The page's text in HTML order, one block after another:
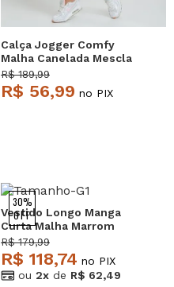
Calça Jogger Comfy
Malha Canelada Mescla
Salvatore
R$ 189,99
R$ 56,99 no PIX
30%
OFF
Vestido Longo Manga
Curta Malha Marrom
Salvatore
R$ 179,99
R$ 118,74 no PIX
ou 2x de R$ 62,49